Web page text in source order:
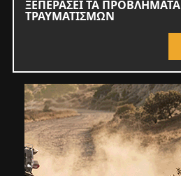
ΞΕΠΕΡΑΣΕΙ ΤΑ ΠΡΟΒΛΗΜΑΤΑ
ΤΡΑΥΜΑΤΙΣΜΩΝ